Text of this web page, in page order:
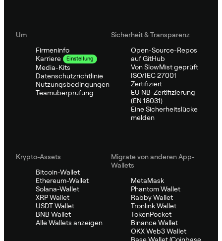
Um
Firmeninfo
Karriere
Einstellung
Media-Kits
Datenschutzrichtlinie
Nutzungsbedingungen
Teamüberprüfung
Sicherheit & Transparenz
Open-Source-Repos
auf GitHub
Von SlowMist geprüft
ISO/IEC 27001
Zertifiziert
EU NB-Zertifizierung
(EN 18031)
Eine Sicherheitslücke
melden
Krypto-Assets
Bitcoin-Wallet
Ethereum-Wallet
Solana-Wallet
XRP Wallet
USDT Wallet
BNB Wallet
Alle Wallets anzeigen
Migrate von anderen App-
Wallets
MetaMask
Phantom Wallet
Rabby Wallet
Tronlink Wallet
TokenPocket
Binance Wallet
OKX Web3 Wallet